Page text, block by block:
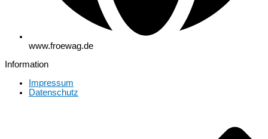
www.froewag.de
Information
Impressum
Datenschutz